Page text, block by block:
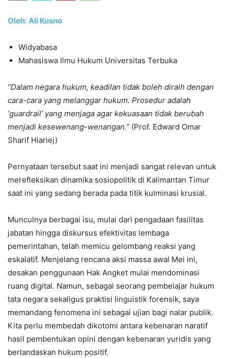
Oleh: Ali Kusno
Widyabasa
Mahasiswa Ilmu Hukum Universitas Terbuka
“Dalam negara hukum, keadilan tidak boleh diraih dengan
cara-cara yang melanggar hukum. Prosedur adalah
‘guardrail’ yang menjaga agar kekuasaan tidak berubah
menjadi kesewenang-wenangan.” (Prof. Edward Omar
Sharif Hiariej)
Pernyataan tersebut saat ini menjadi sangat relevan untuk
merefleksikan dinamika sosiopolitik di Kalimantan Timur
saat ini yang sedang berada pada titik kulminasi krusial.
Munculnya berbagai isu, mulai dari pengadaan fasilitas
jabatan hingga diskursus efektivitas lembaga
pemerintahan, telah memicu gelombang reaksi yang
eskalatif. Menjelang rencana aksi massa awal Mei ini,
desakan penggunaan Hak Angket mulai mendominasi
ruang digital. Namun, sebagai seorang pembelajar hukum
tata negara sekaligus praktisi linguistik forensik, saya
memandang fenomena ini sebagai ujian bagi nalar publik.
Kita perlu membedah dikotomi antara kebenaran naratif
hasil pembentukan opini dengan kebenaran yuridis yang
berlandaskan hukum positif.